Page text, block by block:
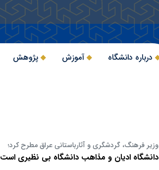
درباره دانشگاه آموزش پژوهش
وزیر فرهنگ، گردشگری و آثارباستانی عراق مطرح کرد؛
دانشگاه ادیان و مذاهب دانشگاه بی نظیری است